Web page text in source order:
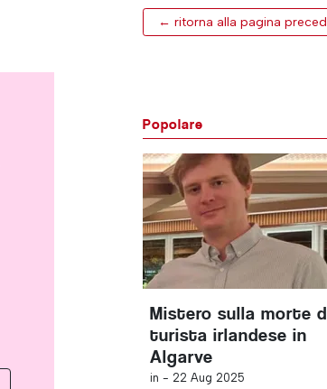
← ritorna alla pagina
Popolare
Mistero sulla morte
turista irlandese in
Algarve
in - 22 Aug 2025